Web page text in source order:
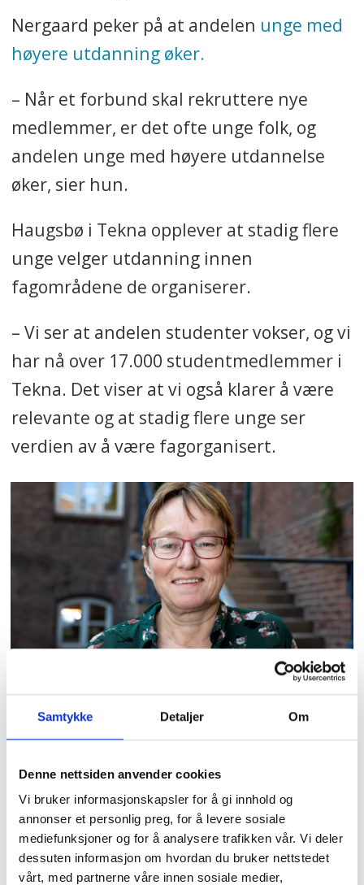
Samtykke Detaljer Om
Denne nettsiden anvender cookies
Vi bruker informasjonskapsler for å gi innhold og
annonser et personlig preg, for å levere sosiale
mediefunksjoner og for å analysere trafikken vår. Vi deler
dessuten informasjon om hvordan du bruker nettstedet
vårt, med partnerne våre innen sosiale medier,
Fagforbundet varierer mellom
de ulike kategoriene, og ligger
derfor på et sted mellom 57-65
prosent.
Det betyr at et sted mellom
236.523-269.720 medlemmer i
Fagforbundet er yrkesaktive.
Kilde: Tekna og Fagforbundet.
Nergaard peker på at andelen unge med
høyere utdanning øker.
– Når et forbund skal rekruttere nye
medlemmer, er det ofte unge folk, og
andelen unge med høyere utdannelse
øker, sier hun.
Haugsbø i Tekna opplever at stadig flere
unge velger utdanning innen
fagområdene de organiserer.
– Vi ser at andelen studenter vokser, og vi
har nå over 17.000 studentmedlemmer i
Tekna. Det viser at vi også klarer å være
relevante og at stadig flere unge ser
verdien av å være fagorganisert.
FORSKER:Kristine Nergaard i Fafo har i en
årrekke forsket på arbeidsliv og
I april i fjor kunnehovedorganisasjonen
Akademikerne, som Tekna er en del av,
vise til endobling av medlemstallet på 15
år.